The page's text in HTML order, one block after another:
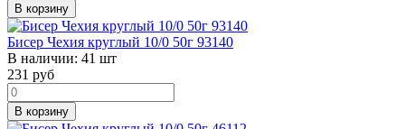
В корзину
Бисер Чехия круглый 10/0 50г 93140
В наличии: 41 шт
231 руб
В корзину